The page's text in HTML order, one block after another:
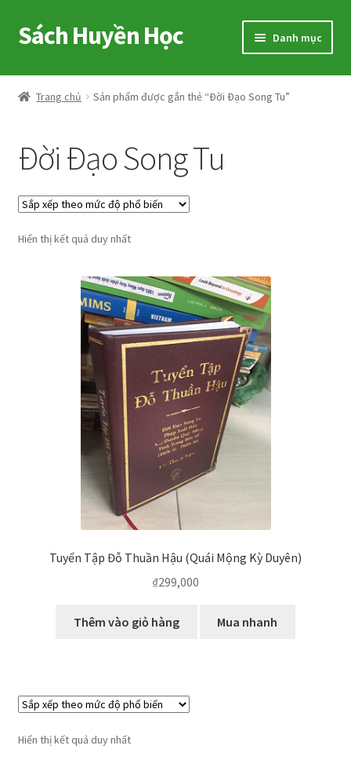
Đi
đến
hướng
Chuyển
đến
dung
Sách Huyền Học Danh mục
Home
Shop
Voucher
Hướng Dẫn
Trang chủ Sản phẩm được gắn thẻ “Ðời Ðạo Song Tu”
Ðời Ðạo Song Tu
Hiển thị kết quả duy nhất
Tuyển Tập Đỗ Thuần Hậu (Quái Mộng Kỳ Duyên)
₫299,000
Thêm vào giỏ hàng Mua nhanh
Hiển thị kết quả duy nhất